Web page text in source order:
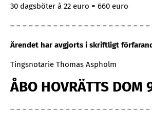
30 dagsböter à 22 euro = 660 euro
– – – – – – – – – – – – – – – – – – – – – –
Ärendet har avgjorts i skriftligt
Tingsnotarie Thomas Aspholm
ÅBO HOVRÄTTS DOM
– – – – – – – – – – – – – – – – – – – – – –